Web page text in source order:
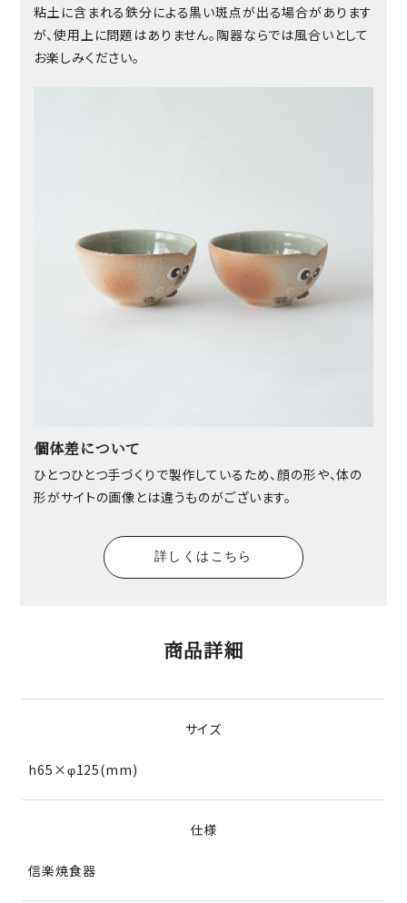
粘土に含まれる鉄分による黒い斑点が出る場合があります
が、使用上に問題はありません。陶器ならでは風合いとして
お楽しみください。
個体差について
ひとつひとつ手づくりで製作しているため、顔の形や、体の
形がサイトの画像とは違うものがございます。
詳しくはこちら
商品詳細
サイズ
h65×φ125(mm)
仕様
信楽焼食器